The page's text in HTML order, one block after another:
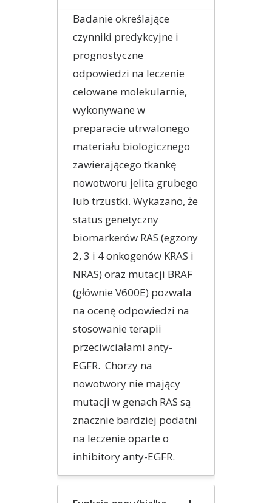
Badanie określające
czynniki predykcyjne i
prognostyczne
odpowiedzi na leczenie
celowane molekularnie,
wykonywane w
preparacie utrwalonego
materiału biologicznego
zawierającego tkankę
nowotworu jelita grubego
lub trzustki. Wykazano, że
status genetyczny
biomarkerów RAS (egzony
2, 3 i 4 onkogenów KRAS i
NRAS) oraz mutacji BRAF
(głównie V600E) pozwala
na ocenę odpowiedzi na
stosowanie terapii
przeciwciałami anty-
EGFR. Chorzy na
nowotwory nie mający
mutacji w genach RAS są
znacznie bardziej podatni
na leczenie oparte o
inhibitory anty-EGFR.